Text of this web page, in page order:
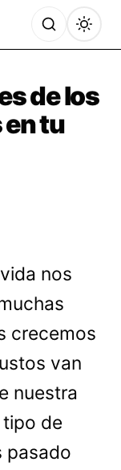
de los
tu
nos
crecemos
van
nuestra
de
pasado